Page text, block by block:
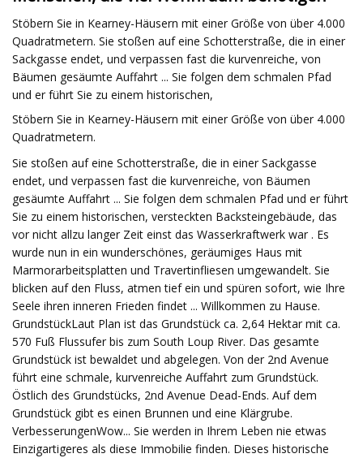
Stöbern Sie in Kearney-Häusern mit einer Größe von über 4.000
Quadratmetern. Sie stoßen auf eine Schotterstraße, die in einer
Sackgasse endet, und verpassen fast die kurvenreiche, von
Bäumen gesäumte Auffahrt ... Sie folgen dem schmalen Pfad
und er führt Sie zu einem historischen,
Stöbern Sie in Kearney-Häusern mit einer Größe von über 4.000
Quadratmetern.
Sie stoßen auf eine Schotterstraße, die in einer Sackgasse
endet, und verpassen fast die kurvenreiche, von Bäumen
gesäumte Auffahrt ... Sie folgen dem schmalen Pfad und er führt
Sie zu einem historischen, versteckten Backsteingebäude, das
vor nicht allzu langer Zeit einst das Wasserkraftwerk war . Es
wurde nun in ein wunderschönes, geräumiges Haus mit
Marmorarbeitsplatten und Travertinfliesen umgewandelt. Sie
blicken auf den Fluss, atmen tief ein und spüren sofort, wie Ihre
Seele ihren inneren Frieden findet ... Willkommen zu Hause.
GrundstückLaut Plan ist das Grundstück ca. 2,64 Hektar mit ca.
570 Fuß Flussufer bis zum South Loup River. Das gesamte
Grundstück ist bewaldet und abgelegen. Von der 2nd Avenue
führt eine schmale, kurvenreiche Auffahrt zum Grundstück.
Östlich des Grundstücks, 2nd Avenue Dead-Ends. Auf dem
Grundstück gibt es einen Brunnen und eine Klärgrube.
VerbesserungenWow... Sie werden in Ihrem Leben nie etwas
Einzigartigeres als diese Immobilie finden. Dieses historische